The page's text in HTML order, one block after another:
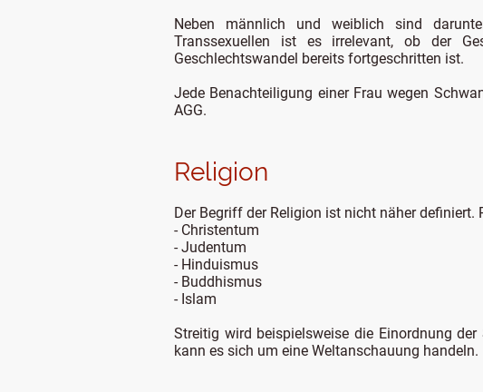
Der Begriff der Religion ist nicht näher definiert.
- Christentum
- Judentum
- Hinduismus
- Buddhismus
- Islam
Streitig wird beispielsweise die Einordnung
kann es sich um eine Weltanschauung handeln.
Neben männlich und weiblich sind
Transsexuellen ist es irrelevant, ob der
Geschlechtswandel bereits fortgeschritten ist.
Jede Benachteiligung einer Frau wegen
AGG.
Religion